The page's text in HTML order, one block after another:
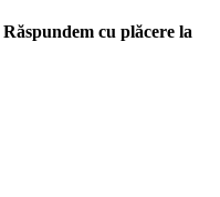
cu plăcere la